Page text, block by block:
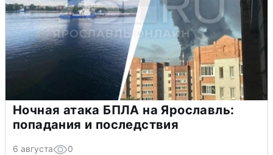
Ночная атака БПЛА на Ярославль:
попадания и последствия
6 августа 0